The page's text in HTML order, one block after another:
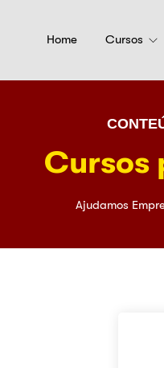
Home Cursos
Cursos
Ajudamos